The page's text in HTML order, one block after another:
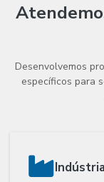
Desenvolvemos
específicos para